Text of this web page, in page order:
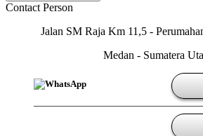
Contact Person
Jalan SM Raja Km 11,5 -
Medan - Sumatera